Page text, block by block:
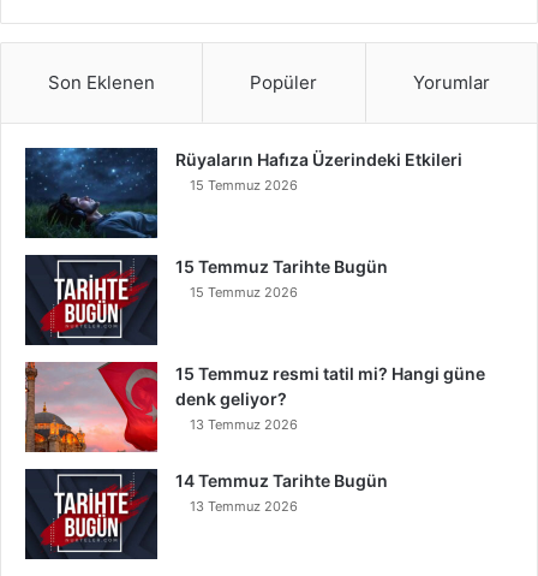
Son Eklenen Popüler Yorumlar
Rüyaların Hafıza Üzerindeki Etkileri
15 Temmuz 2026
15 Temmuz Tarihte Bugün
15 Temmuz 2026
15 Temmuz resmi tatil mi? Hangi güne
denk geliyor?
13 Temmuz 2026
14 Temmuz Tarihte Bugün
13 Temmuz 2026